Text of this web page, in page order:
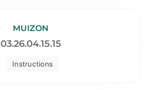
Instructions
MUIZON
03.26.04.15.15